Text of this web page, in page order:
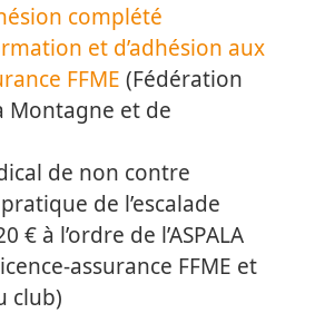
complété
et d’adhésion aux
FFME(Fédération
Montagne et de
de non contre
de l’escalade
€ à l’ordre de l’ASPALA
assurance FFME et
club)